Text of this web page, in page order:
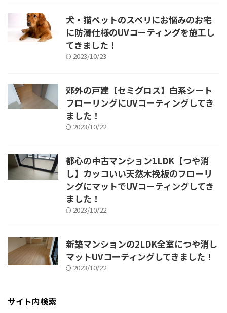
犬・猫ペットのスベリにお悩みのお宅
に防滑仕様のUVコーティングを施工し
てきました！
2023/10/23
郊外の戸建【セミグロス】白系シート
フローリングにUVコーティングしてき
ました！
2023/10/22
都心の中古マンション1LDK【つや消
し】カッコいい天然木挽板のフローリ
ングにマットでUVコーティングしてき
ました！
2023/10/22
新築マンションの2LDK全室につや消し
マットUVコーティングしてきました！
2023/10/22
サイト内検索